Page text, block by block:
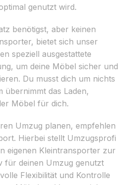
genutzt wird.
benötigst, aber keinen
bietet sich unser
speziell ausgestattete
um deine Möbel sicher und
Du musst dich um nichts
übernimmt das Laden,
Möbel für dich.
Umzug planen, empfehlen
Hierbei stellt Umzugsprofi
eigenen Kleintransporter zur
für deinen Umzug genutzt
Flexibilität und Kontrolle